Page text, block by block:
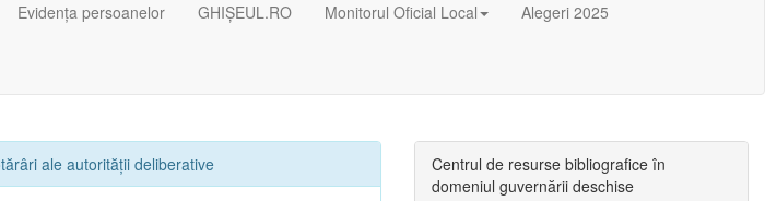
Evidența persoanelor GHIȘEUL.RO Monitorul Oficial Local Alegeri 2025
ale autorității deliberative
Centrul de resurse bibliografice în
domeniul guvernării deschise